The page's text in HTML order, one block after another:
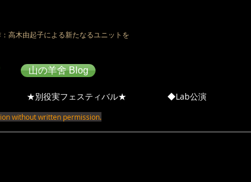
高木由起子による新たなるユニットを
山の羊舍 Blog
★別役実フェスティバル★ ◆Lab公演
without written permission.